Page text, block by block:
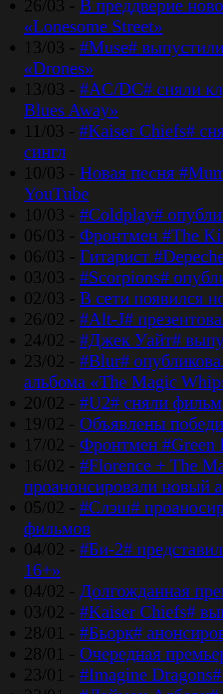
26/03 - В преддверие
«Lonesome Street»
13/03 - #Muse#
«Drones»
13/03 - #AC/DC# сняли
Blues Away»
11/03 - #Kaiser Chiefs#
сингл
10/03 - Новая песня
YouTube
10/03 - #Coldplay#
06/03 - Фронтмен #The
06/03 - Гитарист
03/03 - #Scorpions#
02/03 - В сети появился
26/02 - #Alt-J#
24/02 - #Джек Уайт#
23/02 - #Blur#
альбома «The Magic
20/02 - #U2# сняли
19/02 - Объявлены
17/02 - Фронтмен #Green
16/02 - #Florence + The
проанонсировали новый
05/02 - #Слэш#
фильмов
04/02 - #Би-2#
16+»
04/02 - Долгожданная
03/02 - #Kaiser Chiefs#
28/01 - #Бьорк#
28/01 - Очередная
23/01 - #Imagine